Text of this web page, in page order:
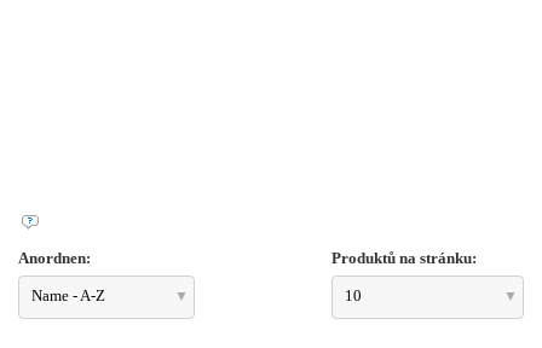
Anordnen:
Name - A-Z
Produktů na stránku:
10